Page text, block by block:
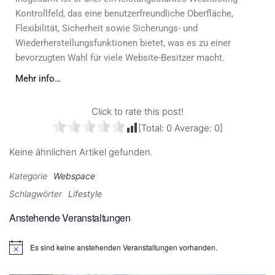
Kontrollfeld, das eine benutzerfreundliche Oberfläche,
Flexibilität, Sicherheit sowie Sicherungs- und
Wiederherstellungsfunktionen bietet, was es zu einer
bevorzugten Wahl für viele Website-Besitzer macht.
Mehr info…
Click to rate this post!
[Total: 0 Average: 0]
Keine ähnlichen Artikel gefunden.
Kategorie
Webspace
Schlagwörter
Lifestyle
Anstehende Veranstaltungen
H
Es sind keine anstehenden Veranstaltungen vorhanden.